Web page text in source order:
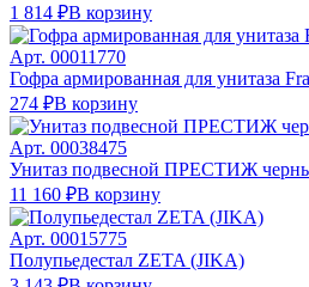
1 814 ₽В корзину
Арт. 00011770
Гофра армированная для унитаза
274 ₽В корзину
Арт. 00038475
Унитаз подвесной ПРЕСТИЖ
11 160 ₽В корзину
Арт. 00015775
Полупьедестал ZETA (JIKA)